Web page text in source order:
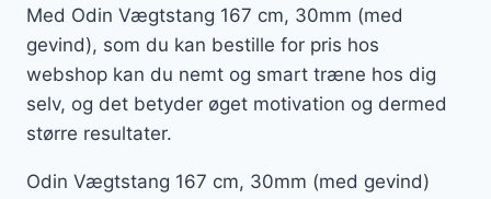
Med Odin Vægtstang 167 cm, 30mm (med
gevind), som du kan bestille for pris hos
webshop kan du nemt og smart træne hos dig
selv, og det betyder øget motivation og dermed
større resultater.
Odin Vægtstang 167 cm, 30mm (med gevind)